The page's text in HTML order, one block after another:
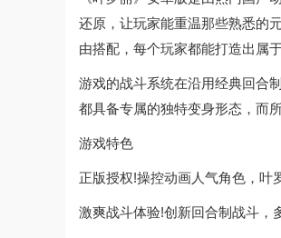
还原，让玩家能重温那些熟悉的
由搭配，每个玩家都能打造出属
游戏的战斗系统在沿用经典回合
都具备专属的独特变身形态，而
游戏特色
正版授权!操控动画人气角色，叶
激爽战斗体验!创新回合制战斗，